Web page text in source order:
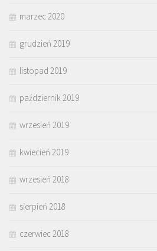
marzec 2020
grudzień 2019
listopad 2019
październik 2019
wrzesień 2019
kwiecień 2019
wrzesień 2018
sierpień 2018
czerwiec 2018